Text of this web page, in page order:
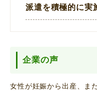
派遣を積極的に実
企業の声
女性が妊娠から出産、ま